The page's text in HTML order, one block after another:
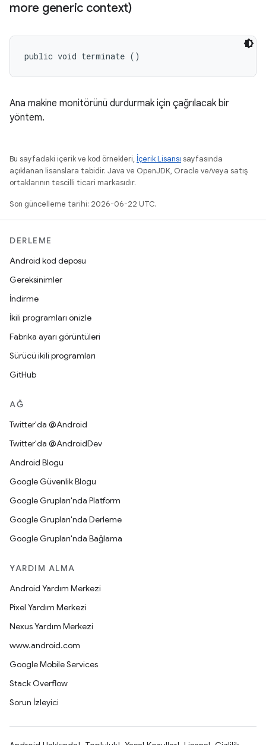
more generic context)
public void terminate ()
Ana makine monitörünü durdurmak için çağrılacak bir
yöntem.
Bu sayfadaki içerik ve kod örnekleri, İçerik Lisansı sayfasında
açıklanan lisanslara tabidir. Java ve OpenJDK, Oracle ve/veya satış
ortaklarının tescilli ticari markasıdır.
Son güncelleme tarihi: 2026-06-22 UTC.
DERLEME
Android kod deposu
Gereksinimler
İndirme
İkili programları önizle
Fabrika ayarı görüntüleri
Sürücü ikili programları
GitHub
AĞ
Twitter'da @Android
Twitter'da @AndroidDev
Android Blogu
Google Güvenlik Blogu
Google Grupları'nda Platform
Google Grupları'nda Derleme
Google Grupları'nda Bağlama
YARDIM ALMA
Android Yardım Merkezi
Pixel Yardım Merkezi
Nexus Yardım Merkezi
www.android.com
Google Mobile Services
Stack Overflow
Sorun İzleyici